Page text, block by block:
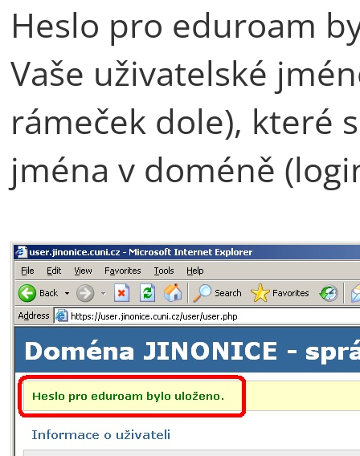
Heslo pro eduroam
Vaše uživatelské
rámeček dole), které
jména v doméně